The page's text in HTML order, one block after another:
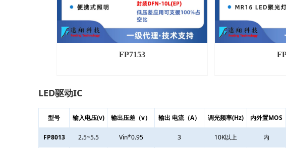
LED驱动IC
型号 输入电压(v) 输出压差（v） 输出 电流（A） 调光频率(Hz) 内外置MOS
FP8013 2.5~5.5 Vin*0.95 3 10K以上 内
FP7153